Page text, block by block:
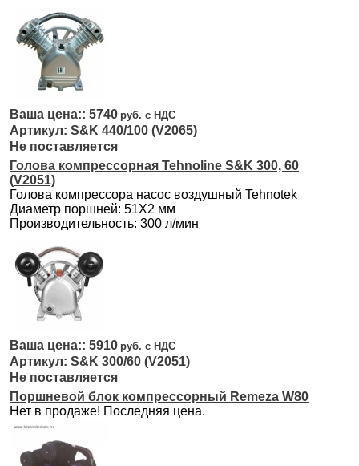
5740
S&K 440/100 (V2065)
Не поставляется
Голова компрессорная Tehnoline S&K 300, 60
(V2051)
Голова компрессора насос воздушный Tehnotek
Диаметр поршней: 51Х2 мм
Производительность: 300 л/мин
5910
S&K 300/60 (V2051)
Не поставляется
Поршневой блок компрессорный Remeza W80
Нет в продаже! Последняя цена.